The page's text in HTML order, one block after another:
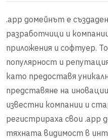
.app домейнът е
разработчици и
приложения и софтуер.
популярност и
като предоставя
представяне на
известни компании и
регистрираха свои .app
тяхната видимост в